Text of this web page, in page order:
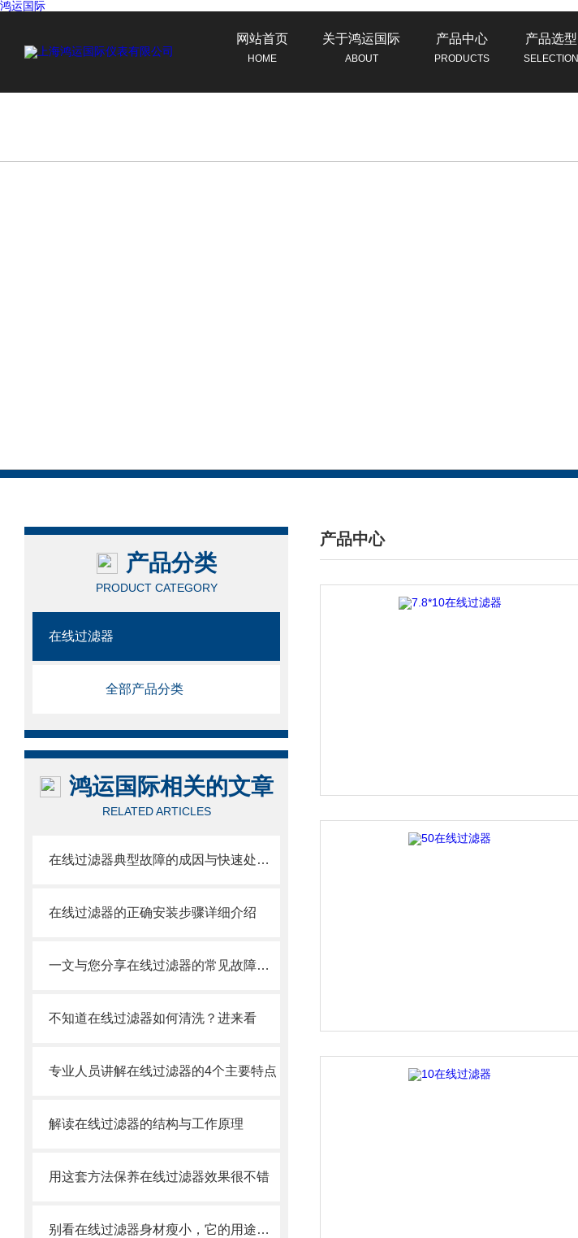
鸿运国际
网站首页
HOME
关于鸿运国际
ABOUT
产品中心
PRODUCTS
产品选型
SELECTION
产品分类
PRODUCT CATEGORY
在线过滤器
全部产品分类
鸿运国际相关的文章
RELATED ARTICLES
在线过滤器典型故障的成因与快速处置方法分享
在线过滤器的正确安装步骤详细介绍
一文与您分享在线过滤器的常见故障解决方法
不知道在线过滤器如何清洗？进来看
专业人员讲解在线过滤器的4个主要特点
解读在线过滤器的结构与工作原理
用这套方法保养在线过滤器效果很不错
别看在线过滤器身材瘦小，它的用途可比你想得更多！
产品中心
/ PRODUCTS CENTER